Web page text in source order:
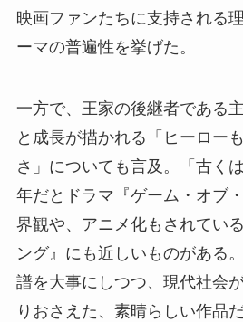
映画ファンたちに支持される
ーマの普遍性を挙げた。
一方で、王家の後継者である
と成長が描かれる「ヒーロー
さ」についても言及。「古く
年だとドラマ『ゲーム・オブ
界観や、アニメ化もされてい
ング』にも近しいものがある
譜を大事にしつつ、現代社会
りおさえた、素晴らしい作品